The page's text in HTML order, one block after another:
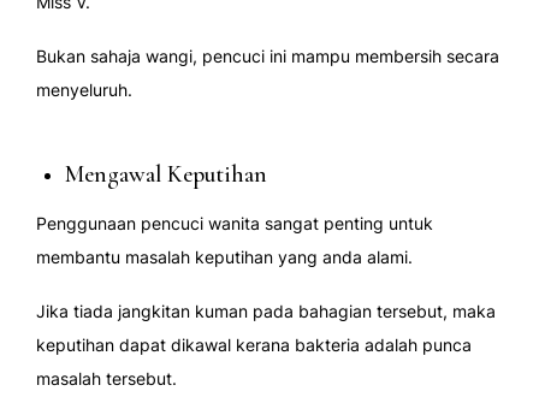
Bukan sahaja wangi, pencuci ini mampu membersih secara
menyeluruh.
Mengawal Keputihan
Penggunaan pencuci wanita sangat penting untuk
membantu masalah keputihan yang anda alami.
Jika tiada jangkitan kuman pada bahagian tersebut, maka
keputihan dapat dikawal kerana bakteria adalah punca
masalah tersebut.